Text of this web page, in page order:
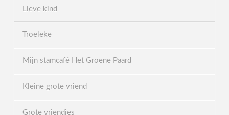
Lieve kind
Troeleke
Mijn stamcafé Het Groene Paard
Kleine grote vriend
Grote vriendjes